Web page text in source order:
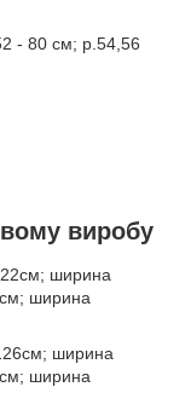
- 80 см; р.54,56
виробу
ширина
ширина
ширина
ширина